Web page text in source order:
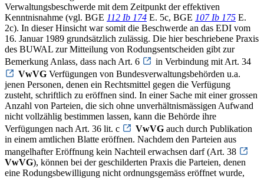
Verwaltungsbeschwerde mit dem Zeitpunkt der effektiven
Kenntnisnahme (vgl. BGE 112 Ib 174 E. 5c, BGE 107 Ib 175 E.
2c). In dieser Hinsicht war somit die Beschwerde an das EDI vom
16. Januar 1989 grundsätzlich zulässig. Die hier beschriebene Praxis
des BUWAL zur Mitteilung von Rodungsentscheiden gibt zur
Bemerkung Anlass, dass nach Art. 6
in Verbindung mit Art. 34
VwVG Verfügungen von Bundesverwaltungsbehörden u.a.
jenen Personen, denen ein Rechtsmittel gegen die Verfügung
zusteht, schriftlich zu eröffnen sind. In einer Sache mit einer grossen
Anzahl von Parteien, die sich ohne unverhältnismässigen Aufwand
nicht vollzählig bestimmen lassen, kann die Behörde ihre
Verfügungen nach Art. 36 lit. c
VwVG auch durch Publikation
in einem amtlichen Blatte eröffnen. Nachdem den Parteien aus
mangelhafter Eröffnung kein Nachteil erwachsen darf (Art. 38
VwVG), können bei der geschilderten Praxis die Parteien, denen
eine Rodungsbewilligung nicht ordnungsgemäss eröffnet wurde,